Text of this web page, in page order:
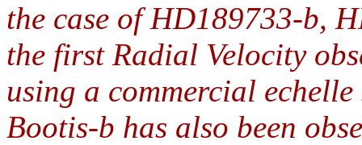
the case of HD189733-b,
the first Radial Velocity
using a commercial
Bootis-b has also been